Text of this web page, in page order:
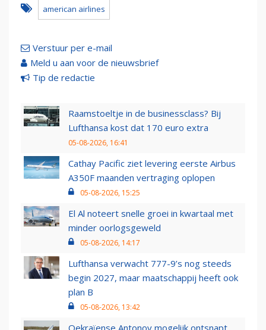
american airlines
Verstuur per e-mail
Meld u aan voor de nieuwsbrief
Tip de redactie
Raamstoeltje in de businessclass? Bij
Lufthansa kost dat 170 euro extra
05-08-2026, 16:41
Cathay Pacific ziet levering eerste Airbus
A350F maanden vertraging oplopen
05-08-2026, 15:25
El Al noteert snelle groei in kwartaal met
minder oorlogsgeweld
05-08-2026, 14:17
Lufthansa verwacht 777-9’s nog steeds
begin 2027, maar maatschappij heeft ook
plan B
05-08-2026, 13:42